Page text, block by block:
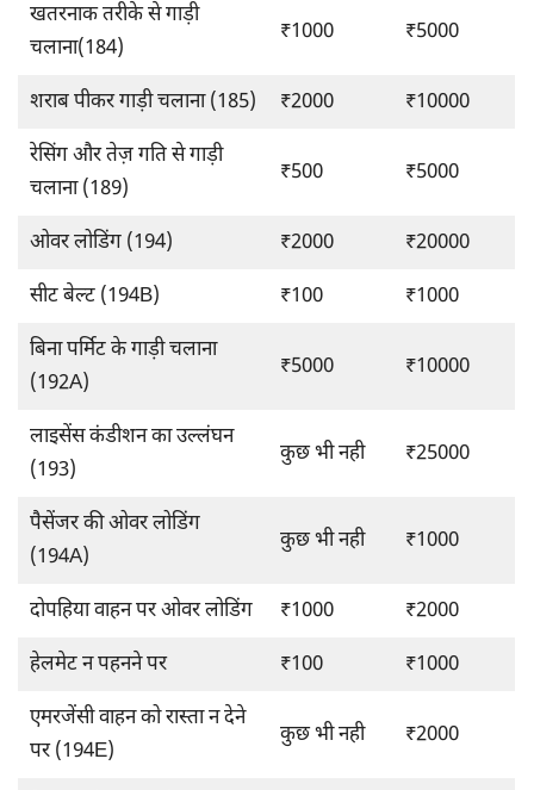
खतरनाक तरीके से गाड़ी
चलाना(184)
₹1000 ₹5000
शराब पीकर गाड़ी चलाना (185) ₹2000 ₹10000
रेसिंग और तेज़ गति से गाड़ी
चलाना (189)
₹500 ₹5000
ओवर लोडिंग (194) ₹2000 ₹20000
सीट बेल्ट (194B) ₹100 ₹1000
बिना पर्मिट के गाड़ी चलाना
(192A)
₹5000 ₹10000
लाइसेंस कंडीशन का उल्लंघन
(193)
कुछ भी नही ₹25000
पैसेंजर की ओवर लोडिंग
(194A)
कुछ भी नही ₹1000
दोपहिया वाहन पर ओवर लोडिंग ₹1000 ₹2000
हेलमेट न पहनने पर ₹100 ₹1000
एमरजेंसी वाहन को रास्ता न देने
पर (194E)
कुछ भी नही ₹2000